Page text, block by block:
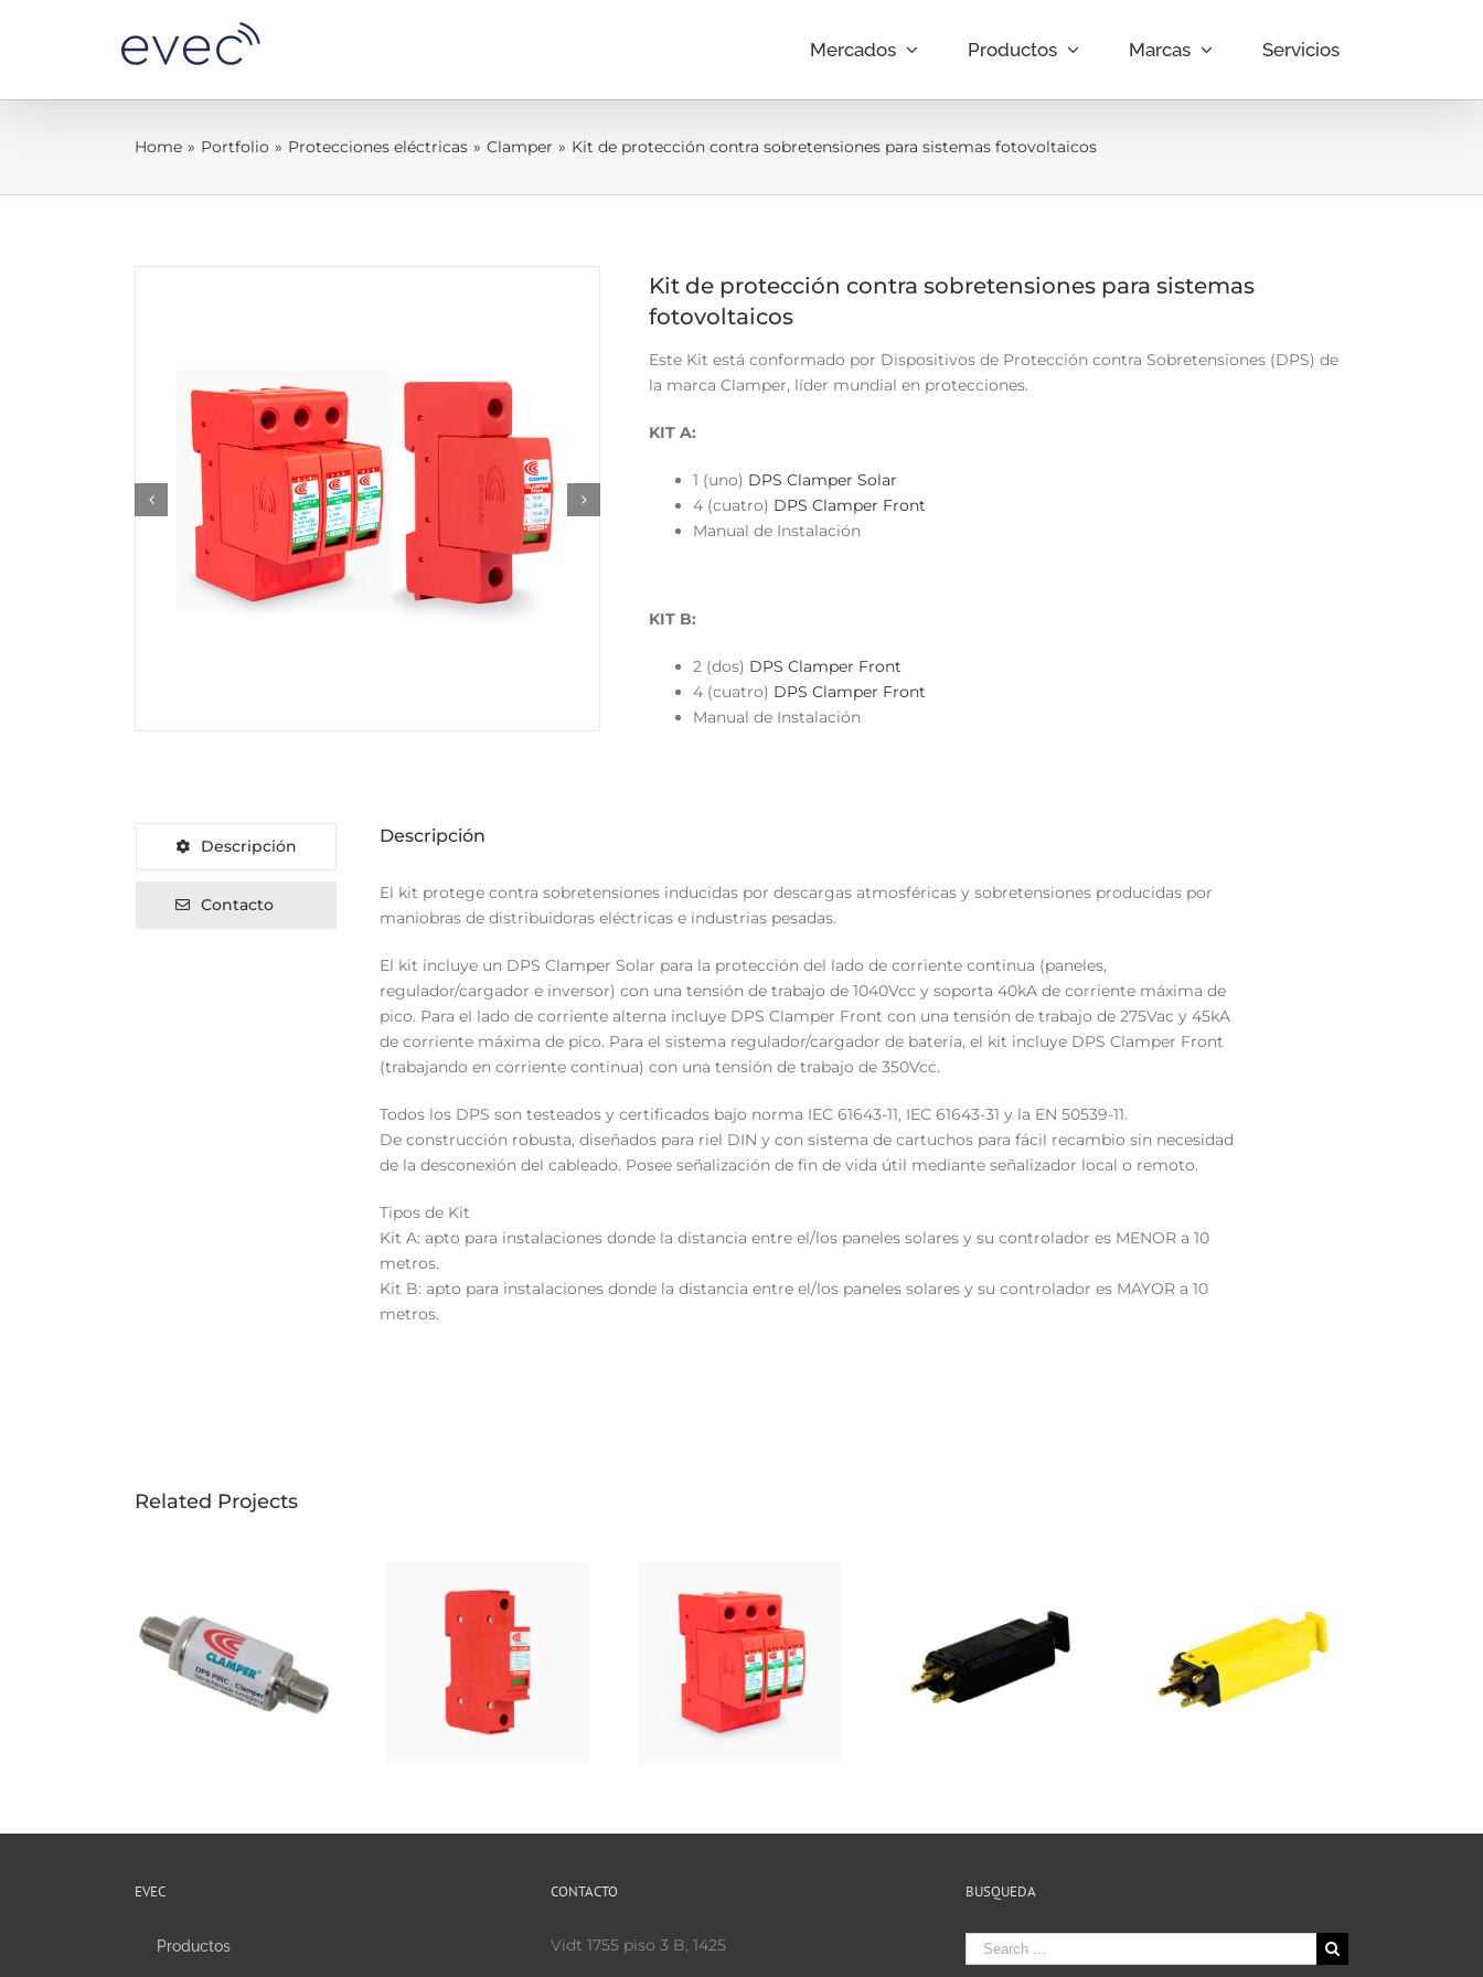
Mercados Productos Marcas Servicios
Home » Portfolio » Protecciones eléctricas » Clamper » Kit de protección contra sobretensiones para sistemas fotovoltaicos
Kit de protección contra sobretensiones para sistemas
fotovoltaicos
Este Kit está conformado por Dispositivos de Protección contra Sobretensiones (DPS) de
la marca Clamper, líder mundial en protecciones.
KIT A:
1 (uno) DPS Clamper Solar
4 (cuatro) DPS Clamper Front
Manual de Instalación
KIT B:
2 (dos) DPS Clamper Front
4 (cuatro) DPS Clamper Front
Manual de Instalación
Descripción
Contacto
Descripción
El kit protege contra sobretensiones inducidas por descargas atmosféricas y sobretensiones producidas por
maniobras de distribuidoras eléctricas e industrias pesadas.
El kit incluye un DPS Clamper Solar para la protección del lado de corriente continua (paneles,
regulador/cargador e inversor) con una tensión de trabajo de 1040Vcc y soporta 40kA de corriente máxima de
pico. Para el lado de corriente alterna incluye DPS Clamper Front con una tensión de trabajo de 275Vac y 45kA
de corriente máxima de pico. Para el sistema regulador/cargador de batería, el kit incluye DPS Clamper Front
(trabajando en corriente continua) con una tensión de trabajo de 350Vcc.
Todos los DPS son testeados y certificados bajo norma IEC 61643-11, IEC 61643-31 y la EN 50539-11.
De construcción robusta, diseñados para riel DIN y con sistema de cartuchos para fácil recambio sin necesidad
de la desconexión del cableado. Posee señalización de fin de vida útil mediante señalizador local o remoto.
Tipos de Kit
Kit A: apto para instalaciones donde la distancia entre el/los paneles solares y su controlador es MENOR a 10
metros.
Kit B: apto para instalaciones donde la distancia entre el/los paneles solares y su controlador es MAYOR a 10
metros.
Related Projects
EVEC
Productos
CONTACTO
Vidt 1755 piso 3 B, 1425
BUSQUEDA
Search
for: